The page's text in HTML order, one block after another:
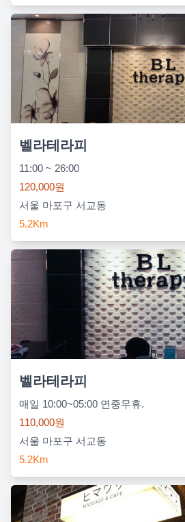
벨라테라피
11:00 ~ 26:00
120,000원
서울 마포구 서교동
5.2Km
벨라테라피
매일 10:00~05:00 연중무휴.
110,000원
서울 마포구 서교동
5.2Km